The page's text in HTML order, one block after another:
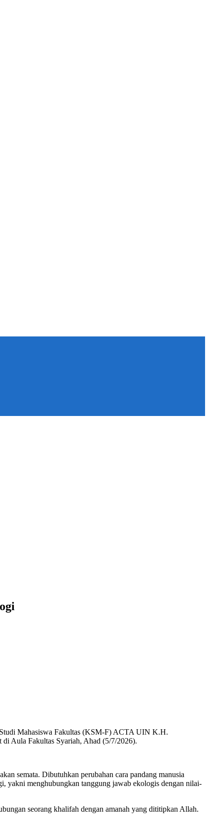
Studi Mahasiswa Fakultas (KSM-F) ACTA UIN K.H.
Aula Fakultas Syariah, Ahad (5/7/2026).
semata. Dibutuhkan perubahan cara pandang manusia
yakni menghubungkan tanggung jawab ekologis dengan nilai-
seorang khalifah dengan amanah yang dititipkan Allah.